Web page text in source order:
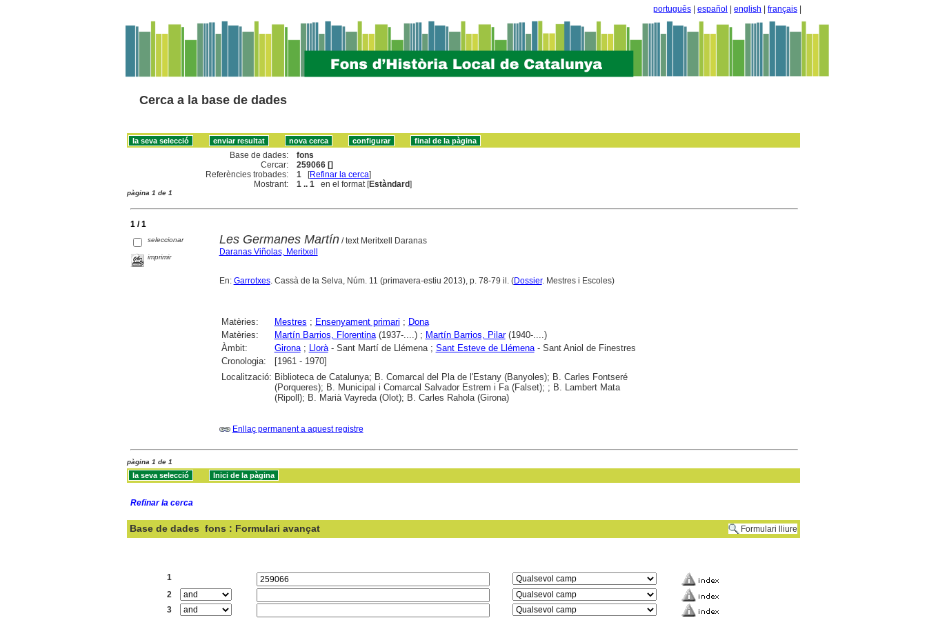
português español english français
Cerca a la base de dades
Base de dades:
fons
Cercar:
259066 []
Referències trobades:
1 [Refinar la cerca]
Mostrant:
1 .. 1 en el format [Estàndard]
pàgina 1 de 1
1 / 1
seleccionar
imprimir
Les Germanes Martín/ text Meritxell Daranas
Daranas Viñolas, Meritxell
En: Garrotxes. Cassà de la Selva, Núm. 11 (primavera-estiu 2013), p. 78-79 il. (Dossier. Mestres i Escoles)
Matèries: Mestres ; Ensenyament primari ; Dona
Matèries:
Martín Barrios, Florentina(1937-....) ; Martín Barrios, Pilar(1940-....)
Àmbit:
Girona; Llorà- Sant Martí de Llémena ; Sant Esteve de Llémena- Sant Aniol de Finestres
Cronologia:
[1961 - 1970]
Localització: Biblioteca de Catalunya; B. Comarcal del Pla de l'Estany (Banyoles); B. Carles Fontseré
(Porqueres); B. Municipal i Comarcal Salvador Estrem i Fa (Falset); ; B. Lambert Mata
(Ripoll); B. Marià Vayreda (Olot); B. Carles Rahola (Girona)
Enllaç permanent a aquest registre
pàgina 1 de 1
Refinar la cerca
Base de dades fons : Formulari avançat Formulari lliure
1
2
3